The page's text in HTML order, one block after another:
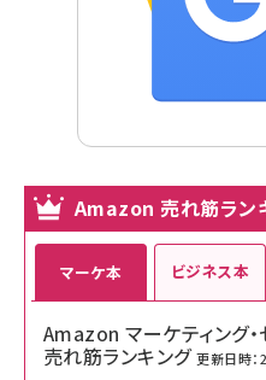
Amazon 売れ筋ラン
マーケ本
Amazon マーケティング
売れ筋ランキング 更新日時
ビジネス本